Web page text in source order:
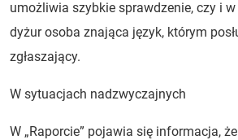
umożliwia szybkie sprawdzenie, czy i w
dyżur osoba znająca język, którym
zgłaszający.
W sytuacjach nadzwyczajnych
W „Raporcie” pojawia się informacja,